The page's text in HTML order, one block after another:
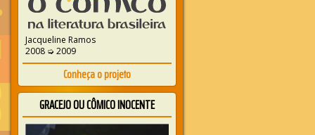
Jacqueline Ramos
2008 ➭ 2009
Conheça o projeto
GRACEJO OU CÔMICO INOCENTE